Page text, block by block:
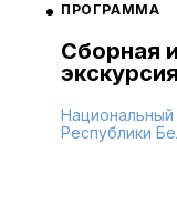
ПРОГРАММА
Сборная
Республики